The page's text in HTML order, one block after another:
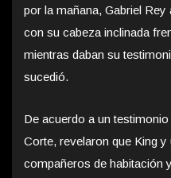
por la mañana, Gabriel
con su cabeza inclinada
mientras daban su
sucedió.
De acuerdo a un
Corte, revelaron que King y
compañeros de habitación